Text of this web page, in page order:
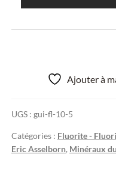
Ajouter à
UGS : gui-fl-10-5
Catégories : Fluorite -
Eric Asselborn, Minéraux